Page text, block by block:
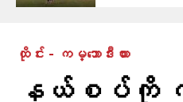
ထိုင်း - ကမ္ဘောဒီးယား